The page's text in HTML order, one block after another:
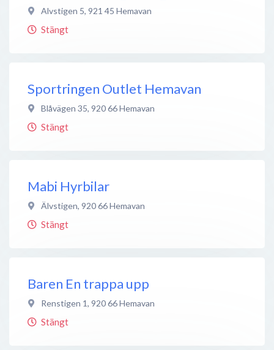
Alvstigen 5, 921 45 Hemavan
Stängt
Sportringen Outlet Hemavan
Blåvägen 35, 920 66Hemavan
Stängt
Mabi Hyrbilar
Älvstigen, 920 66Hemavan
Stängt
Baren En trappa upp
Renstigen 1, 920 66Hemavan
Stängt